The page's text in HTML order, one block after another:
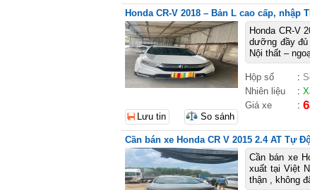
Honda CR-V 2018 – Bản L cao cấp, nhập
Honda CR-V
dưỡng đầy
Nội thất –
Hộp số :
Nhiên liệu
:
Giá xe
:
Lưu tin So sánh
Cần bán xe Honda CR V 2015 2.4 AT Tự
Cần bán xe
xuất tại Việt
thận , không